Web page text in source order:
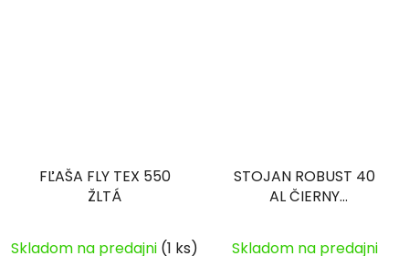
FĽAŠA FLY TEX 550
ŽLTÁ
Skladom na predajni (1 ks)
STOJAN ROBUST 40
AL ČIERNY
Skladom na predajni